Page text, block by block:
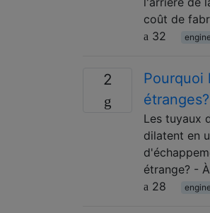
coût de
32
2
Pourquoi
étranges?
Les tuyaux
dilatent en
étrange? -
28